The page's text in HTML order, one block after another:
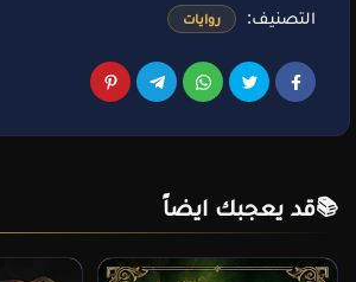
التصنيف: روايات
قد يعجبك ايضاً